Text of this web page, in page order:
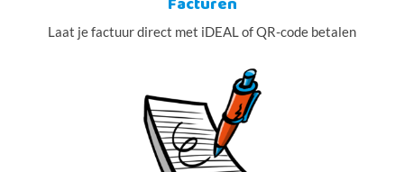
Laat je factuur direct met iDEAL of QR-code betalen